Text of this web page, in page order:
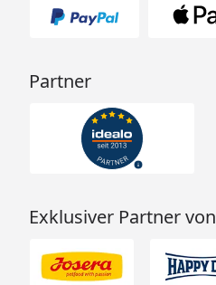
Partner
Exklusiver Partner von